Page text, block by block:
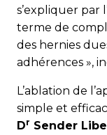
s’expliquer par
terme de
des hernies
adhérences »,
L’ablation de
simple et
Dr Sender